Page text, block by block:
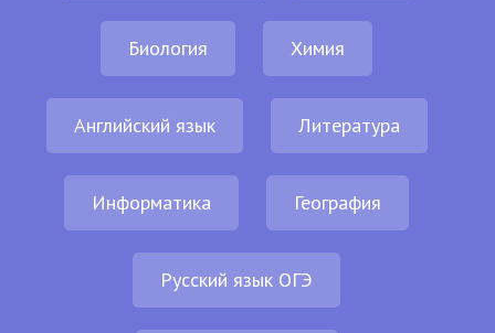
Биология Химия
Английский язык Литература
Информатика География
Русский язык ОГЭ